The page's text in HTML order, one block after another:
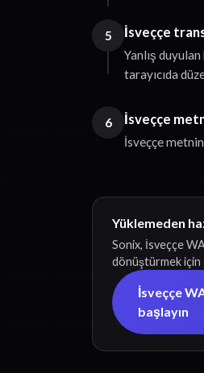
5 İsveççe
Yanlış
tarayıcıda
6 İsveççe
İsveççe
Yüklemeden
Sonix, İsveççe
dönüştürmek için
İsveççe
başlayın